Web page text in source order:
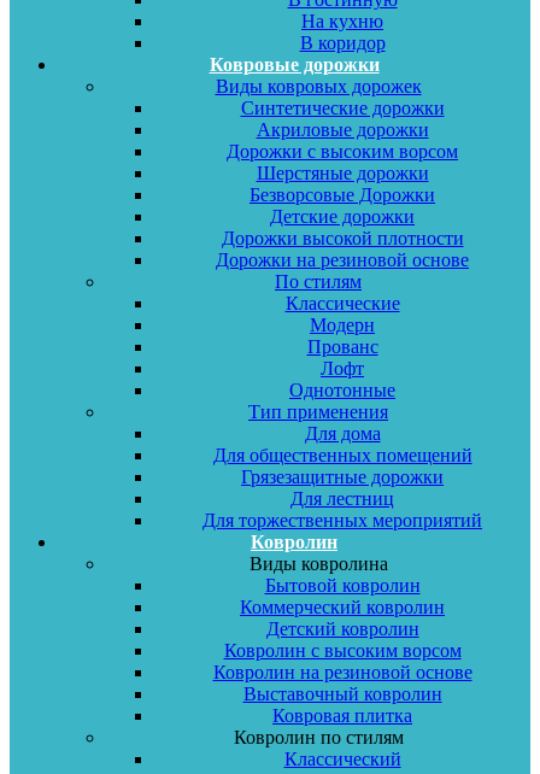
На кухню
В коридор
Ковровые дорожки
Виды ковровых дорожек
Синтетические дорожки
Акриловые дорожки
Дорожки с высоким ворсом
Шерстяные дорожки
Безворсовые Дорожки
Детские дорожки
Дорожки высокой плотности
Дорожки на резиновой основе
По стилям
Классические
Модерн
Прованс
Лофт
Однотонные
Тип применения
Для дома
Для общественных помещений
Грязезащитные дорожки
Для лестниц
Для торжественных мероприятий
Ковролин
Виды ковролина
Бытовой ковролин
Коммерческий ковролин
Детский ковролин
Ковролин с высоким ворсом
Ковролин на резиновой основе
Выставочный ковролин
Ковровая плитка
Ковролин по стилям
Классический